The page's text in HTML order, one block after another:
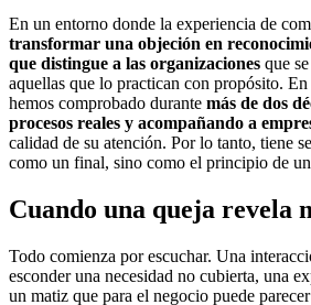
En un entorno donde la experiencia de
transformar una objeción en
que distingue a las organizaciones que
aquellas que lo practican con propósito. En
hemos comprobado durante más de dos
procesos reales y acompañando a
calidad de su atención. Por lo tanto, tiene
como un final, sino como el principio de
Cuando una queja revela
Todo comienza por escuchar. Una
esconder una necesidad no cubierta, una
un matiz que para el negocio puede